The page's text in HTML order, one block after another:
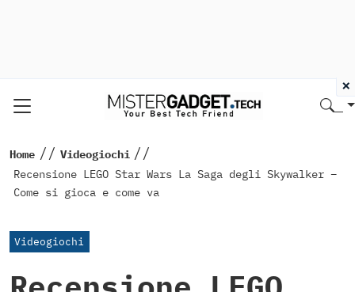
Home // Videogiochi //
Recensione LEGO Star Wars La Saga degli Skywalker –
Come si gioca e come va
Videogiochi
×